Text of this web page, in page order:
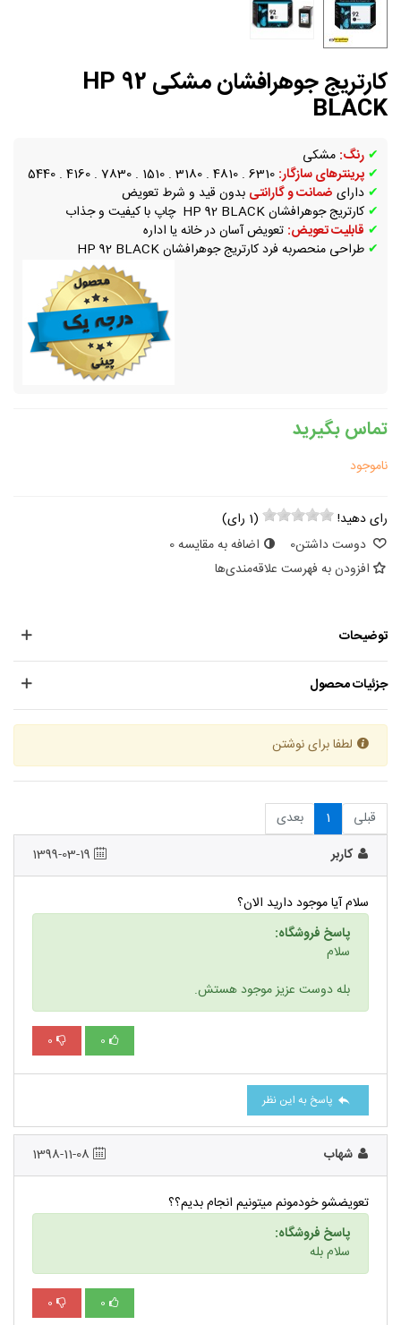
کارتریج جوهرافشان مشکی HP 92
BLACK
✔ رنگ: مشکی
✔ پرینترهای سازگار: 6310 . 4810 . 3180 . 1510 . 7830 . 4160 . 5440
✔ دارای ضمانت و گارانتی بدون قید و شرط تعویض
✔ کارتریج جوهرافشان HP 92 BLACK چاپ با کیفیت و جذاب
✔ قابلیت تعویض: تعویض آسان در خانه یا اداره
✔ طراحی منحصربه فرد کارتریج جوهرافشان HP 92 BLACK
تماس بگیرید
ناموجود
رای دهید! (
1 رای)
دوست داشتن0 اضافه به مقایسه0
افزودن به فهرست علاقه‌مندی‌ها
توضیحات
جزئیات محصول
لطفا برای نوشتن
قبلی 1
بعدی
كاربر
سلام آیا موجود داريد الان؟
پاسخ فروشگاه:
سلام
بله دوست عزیز موجود هستش.
0
0
پاسخ به این نظر
شهاب
تعویضشو خودمونم میتونیم انجام بدیم؟؟
پاسخ فروشگاه:
سلام بله
0
0